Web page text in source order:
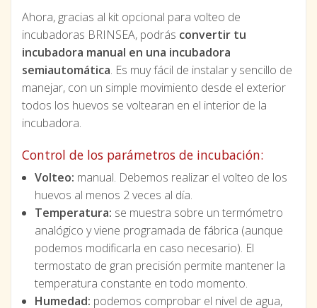
Ahora, gracias al kit opcional para volteo de
incubadoras BRINSEA, podrás convertir tu
incubadora manual en una incubadora
semiautomática. Es muy fácil de instalar y sencillo de
manejar, con un simple movimiento desde el exterior
todos los huevos se voltearan en el interior de la
incubadora.
Control de los parámetros de incubación:
Volteo: manual. Debemos realizar el volteo de los
huevos al menos 2 veces al día.
Temperatura: se muestra sobre un termómetro
analógico y viene programada de fábrica (aunque
podemos modificarla en caso necesario). El
termostato de gran precisión permite mantener la
temperatura constante en todo momento.
Humedad: podemos comprobar el nivel de agua,